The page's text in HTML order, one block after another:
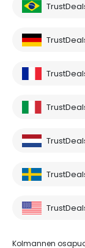
Kolmannen